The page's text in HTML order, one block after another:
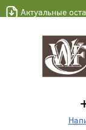
Актуальные